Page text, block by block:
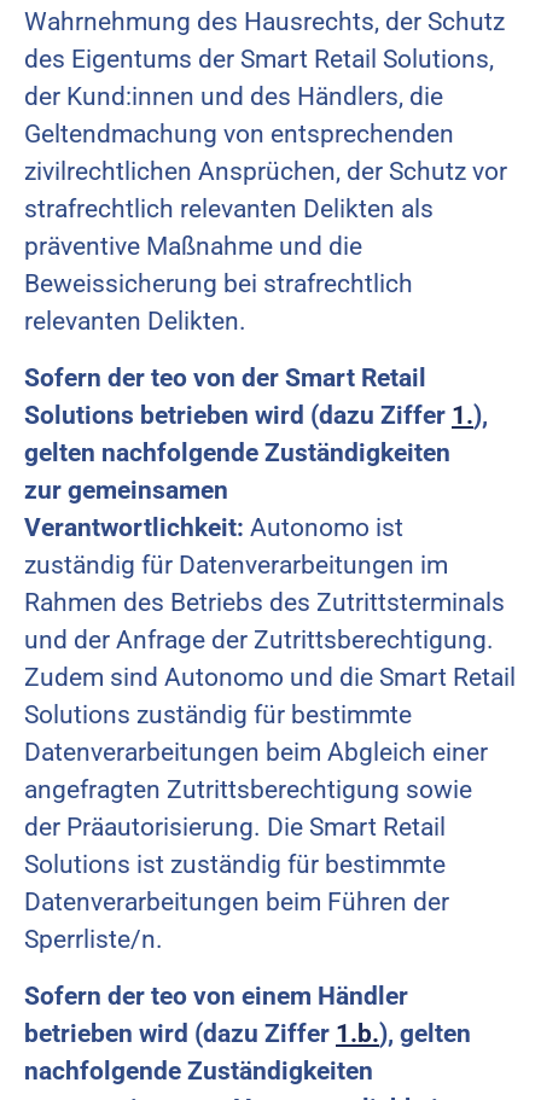
Wahrnehmung des Hausrechts, der Schutz
des Eigentums der Smart Retail Solutions,
der Kund:innen und des Händlers, die
Geltendmachung von entsprechenden
zivilrechtlichen Ansprüchen, der Schutz vor
strafrechtlich relevanten Delikten als
präventive Maßnahme und die
Beweissicherung bei strafrechtlich
relevanten Delikten.
Sofern der teo von der Smart Retail
Solutions betrieben wird (dazu Ziffer 1.),
gelten nachfolgende Zuständigkeiten
zur gemeinsamen
Verantwortlichkeit: Autonomo ist
zuständig für Datenverarbeitungen im
Rahmen des Betriebs des Zutrittsterminals
und der Anfrage der Zutrittsberechtigung.
Zudem sind Autonomo und die Smart Retail
Solutions zuständig für bestimmte
Datenverarbeitungen beim Abgleich einer
angefragten Zutrittsberechtigung sowie
der Präautorisierung. Die Smart Retail
Solutions ist zuständig für bestimmte
Datenverarbeitungen beim Führen der
Sperrliste/n.
Sofern der teo von einem Händler
betrieben wird (dazu Ziffer 1.b.), gelten
nachfolgende Zuständigkeiten